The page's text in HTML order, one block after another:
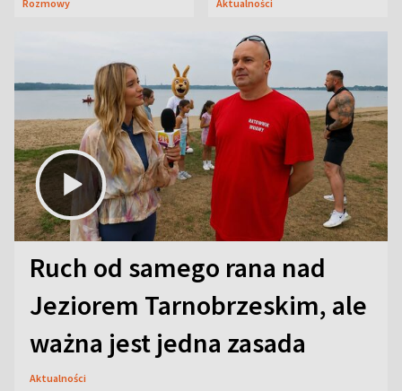
Rozmowy Aktualności
Ruch od samego rana nad
Jeziorem Tarnobrzeskim, ale
ważna jest jedna zasada
Aktualności